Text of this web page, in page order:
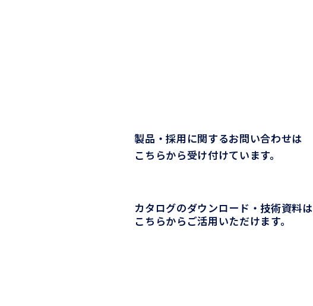
製品・採用に関するお問い合わせは
こちらから受け付けています。
カタログのダウンロード・技術資料は
こちらからご活用いただけます。